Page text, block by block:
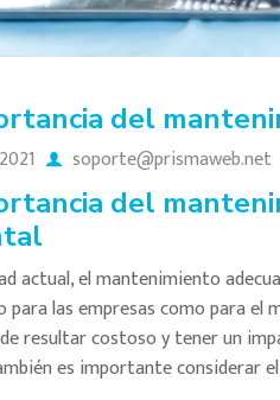
del
soporte@prismaweb.net
del
actual, el mantenimiento
las empresas como para el
resultar costoso y tener un
es importante considerar